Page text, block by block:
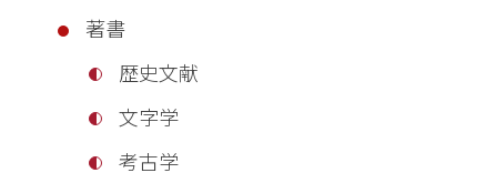
著書
歴史文献
文字学
考古学